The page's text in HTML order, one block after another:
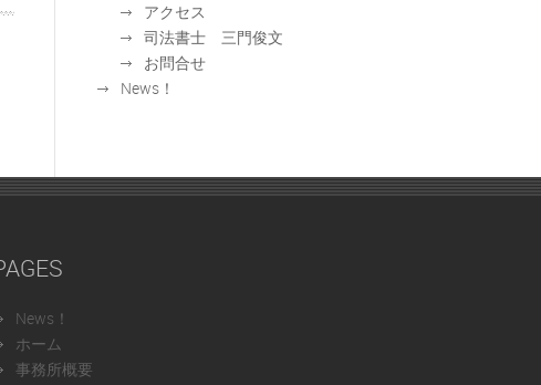
アクセス
司法書士 三門俊文
お問合せ
News！
News！
ホーム
事務所概要